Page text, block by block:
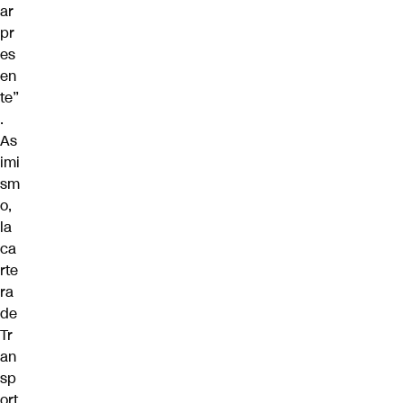
ar
pr
es
en
te”
.
As
imi
sm
o,
la
ca
rte
ra
de
Tr
an
sp